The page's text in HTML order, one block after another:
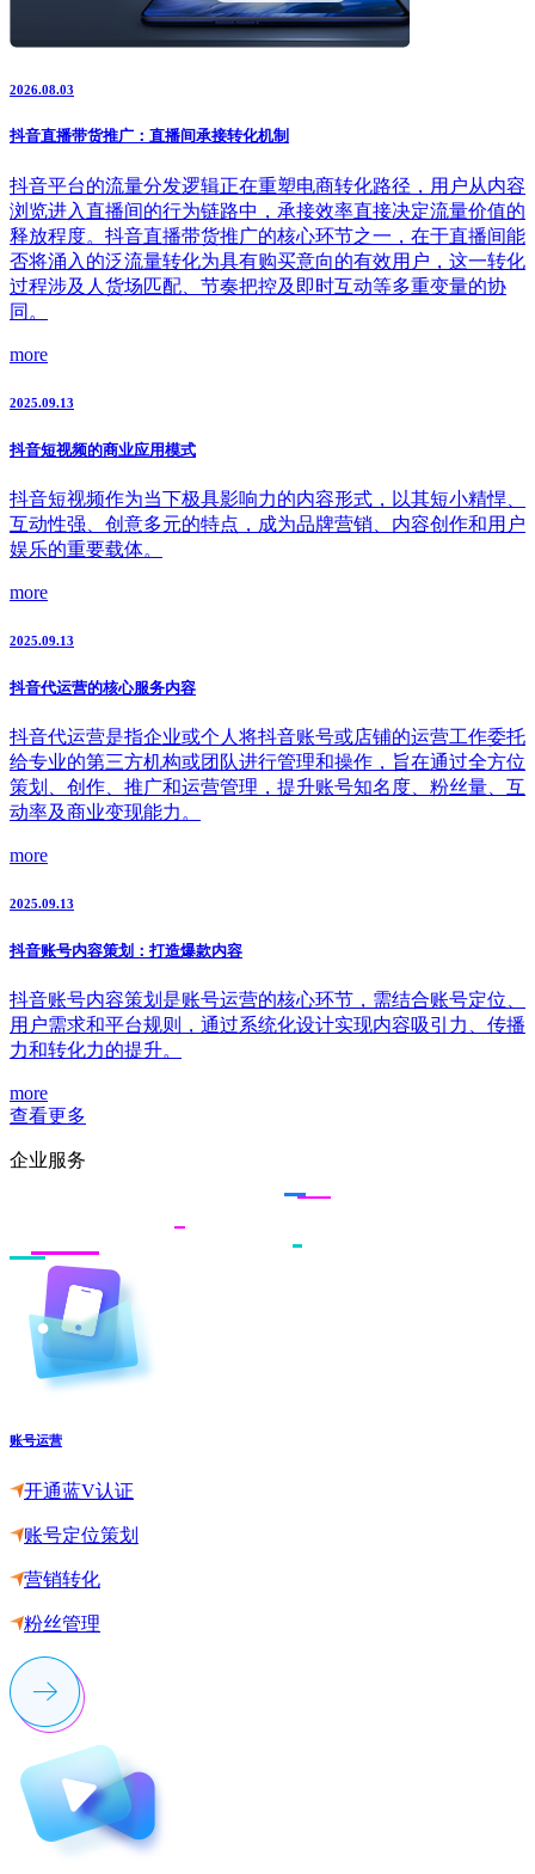
2026.08.03
抖音直播带货推广：直播间承接转化机制
抖音平台的流量分发逻辑正在重塑电商转化路径，用户从内容
浏览进入直播间的行为链路中，承接效率直接决定流量价值的
释放程度。抖音直播带货推广的核心环节之一，在于直播间能
否将涌入的泛流量转化为具有购买意向的有效用户，这一转化
过程涉及人货场匹配、节奏把控及即时互动等多重变量的协
同。
more
2025.09.13
抖音短视频的商业应用模式
抖音短视频作为当下极具影响力的内容形式，以其短小精悍、
互动性强、创意多元的特点，成为品牌营销、内容创作和用户
娱乐的重要载体。
more
2025.09.13
抖音代运营的核心服务内容
抖音代运营是指企业或个人将抖音账号或店铺的运营工作委托
给专业的第三方机构或团队进行管理和操作，旨在通过全方位
策划、创作、推广和运营管理，提升账号知名度、粉丝量、互
动率及商业变现能力。
more
2025.09.13
抖音账号内容策划：打造爆款内容
抖音账号内容策划是账号运营的核心环节，需结合账号定位、
用户需求和平台规则，通过系统化设计实现内容吸引力、传播
力和转化力的提升。
more
查看更多
企业服务
账号运营
开通蓝V认证
账号定位策划
营销转化
粉丝管理